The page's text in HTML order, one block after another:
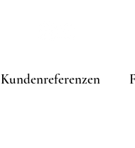
Kundenreferenzen